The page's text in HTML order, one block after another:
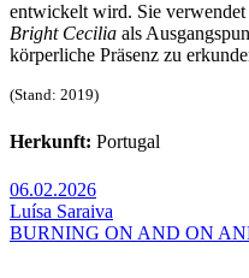
entwickelt wird. Sie
Bright Cecilia als
körperliche Präsenz zu
(Stand: 2019)
Herkunft: Portugal
06.02.2026
Luísa Saraiva
BURNING ON AND ON